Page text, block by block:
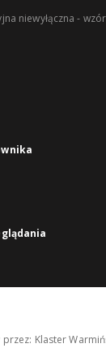
niewyłączna - wzór
przez: Klaster